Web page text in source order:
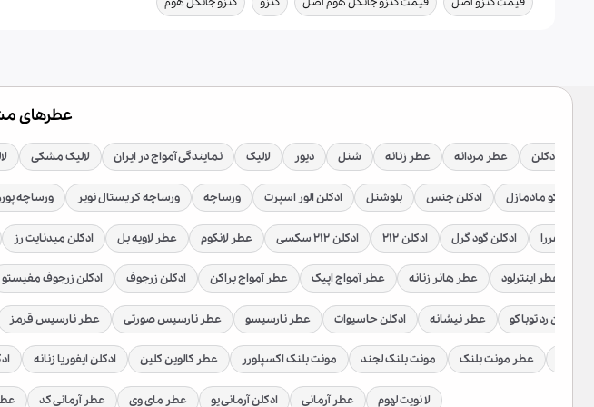
عطرهای
ادکلن عطر مردانه عطر زنانه شنل دیور لالیک نمایندگی آمواج در ایران لالیک مشکی
کوکو مادمازل ادکلن چنس بلوشنل ادکلن الور اسپرت ورساچه ورساچه کریستال نویر ورساچه
هررا ادکلن گود گرل ادکلن ۲۱۲ ادکلن ۲۱۲ سکسی عطر لانکوم عطر لاویه بل ادکلن میدنایت رز
عطر اینترلود عطر هانر زنانه عطر آمواج اپیک عطر آمواج براکن ادکلن زرجوف ادکلن زرجوف مفیستو
ادکلن رد توباکو عطر نیشانه ادکلن حاسیوات عطر نارسیسو عطر نارسیس صورتی عطر نارسیس قرمز
عطر مونت بلنک مونت بلنک لجند مونت بلنک اکسپلورر عطر کالوین کلین ادکلن ایفوریا زنانه
لا نویت لهوم عطر آرمانی ادکلن آرمانی یو عطر مای وی عطر آرمانی کد